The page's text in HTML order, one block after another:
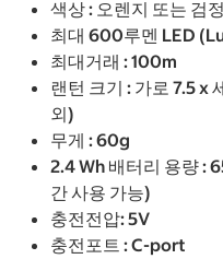
색상 : 오렌지 또는 검정
최대 600루멘 LED
최대거래 : 100m
랜턴 크기 : 가로 7.5 x
외)
무게 : 60g
2.4 Wh 배터리 용량 :
간 사용 가능)
충전전압: 5V
충전포트 : C-port